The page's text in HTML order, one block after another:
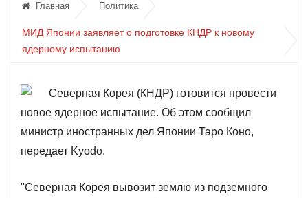
Главная Политика
МИД Японии заявляет о подготовке КНДР к новому
ядерному испытанию
Северная Корея (КНДР) готовится провести
новое ядерное испытание. Об этом сообщил
министр иностранных дел Японии Таро Коно,
передает Kyodo.
"Северная Корея вывозит землю из подземного